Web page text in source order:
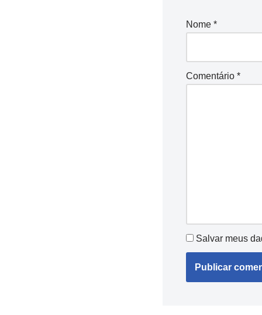
Nome *
Comentário *
Salvar meus